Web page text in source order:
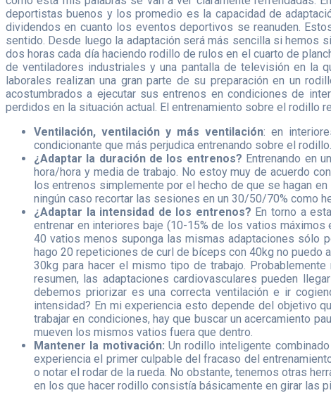
deportistas buenos y los promedio es la capacidad de
dividendos en cuanto los eventos deportivos se reanuden.
sentido. Desde luego la adaptación será más sencilla si hemos
dos horas cada día haciendo rodillo de rulos en el cuarto de
de ventiladores industriales y una pantalla de televisión en la
laborales realizan una gran parte de su preparación en un
acostumbrados a ejecutar sus entrenos en condiciones de
perdidos en la situación actual. El entrenamiento sobre el rodillo
Ventilación, ventilación y más ventilación: en
condicionante que más perjudica entrenando sobre el
¿Adaptar la duración de los entrenos? Entrenando en
hora/hora y media de trabajo. No estoy muy de acuerdo
los entrenos simplemente por el hecho de que se hagan
ningún caso recortar las sesiones en un 30/50/70% como
¿Adaptar la intensidad de los entrenos? En torno a
entrenar en interiores baje (10-15% de los vatios
40 vatios menos suponga las mismas adaptaciones sólo
hago 20 repeticiones de curl de bíceps con 40kg no puedo
30kg para hacer el mismo tipo de trabajo.
resumen, las adaptaciones cardiovasculares pueden
debemos priorizar es una correcta ventilación e ir
intensidad? En mi experiencia esto depende del objetivo
trabajar en condiciones, hay que buscar un acercamiento
mueven los mismos vatios fuera que dentro.
Mantener la motivación: Un rodillo inteligente
experiencia el primer culpable del fracaso del
o notar el rodar de la rueda. No obstante, tenemos otras
en los que hacer rodillo consistía básicamente en girar las